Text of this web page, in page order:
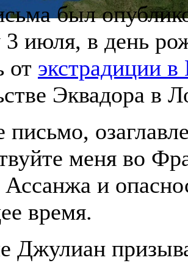
был
3 июля, в день
от экстрадиции
Эквадора в
меня во
и
время.
Джулиан